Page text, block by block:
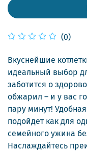
(0)
Вкуснейшие
идеальный выбор
заботится о
обжарил – и у вас
пару минут!
подойдет как для
семейного ужина
Наслаждайтесь